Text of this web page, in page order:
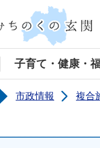
子育て・健康・
市政情報 複合